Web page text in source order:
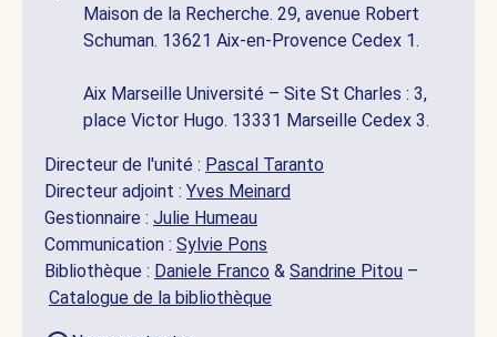
Maison de la Recherche. 29, avenue Robert
Schuman. 13621 Aix-en-Provence Cedex 1.
Aix Marseille Université – Site St Charles : 3,
place Victor Hugo. 13331 Marseille Cedex 3.
Directeur de l'unité : Pascal Taranto
Directeur adjoint : Yves Meinard
Gestionnaire : Julie Humeau
Communication : Sylvie Pons
Bibliothèque : Daniele Franco & Sandrine Pitou –
Catalogue de la bibliothèque